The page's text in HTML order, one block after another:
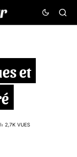
et
2,7K VUES